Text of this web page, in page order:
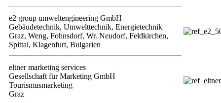
e2 group umweltengineering GmbH
Gebäudetechnik, Umwelttechnik, Energietechnik
Graz, Weng, Fohnsdorf, Wr. Neudorf, Feldkirchen,
Spittal, Klagenfurt, Bulgarien
eltner marketing services
Gesellschaft für Marketing GmbH
Tourismusmarketing
Graz